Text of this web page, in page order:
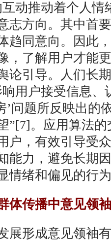
动推动着个人情
志方向。其中首
趋同意向。因此
，了解用户才能
论引导。人们长
用户接受信息、
’问题所反映出的
”[7]。应用算法
户，有效引导受
能力，避免长期
情绪和偏见的行
传播中意见领袖
形成意见领袖有